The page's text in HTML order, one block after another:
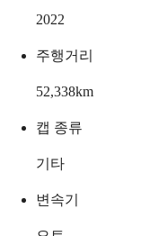
2022
주행거리
52,338km
캡 종류
기타
변속기